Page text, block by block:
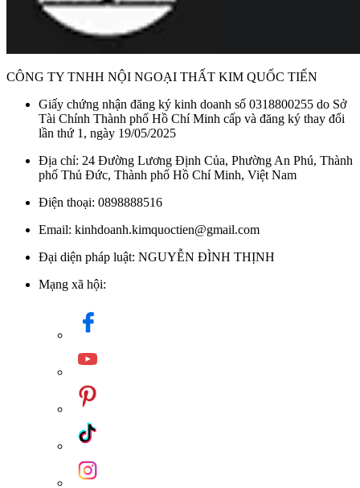
CÔNG TY TNHH NỘI NGOẠI THẤT KIM QUỐC TIẾN
Giấy chứng nhận đăng ký kinh doanh số 0318800255 do Sở
Tài Chính Thành phố Hồ Chí Minh cấp và đăng ký thay đổi
lần thứ 1, ngày 19/05/2025
Địa chỉ: 24 Đường Lương Định Của, Phường An Phú, Thành
phố Thủ Đức, Thành phố Hồ Chí Minh, Việt Nam
Điện thoại: 0898888516
Email: kinhdoanh.kimquoctien@gmail.com
Đại diện pháp luật: NGUYỄN ĐÌNH THỊNH
Mạng xã hội: